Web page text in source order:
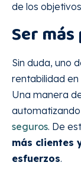
de los
Ser
Sin duda, uno
rentabilidad en
Una manera
seguros. De
más clientes
esfuerzos.